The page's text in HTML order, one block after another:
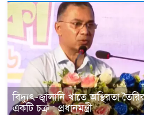
বিদ্যুৎ-জ্বালানি খাতে অস্থিরতা
একটি চক্র : প্রধানমন্ত্রী